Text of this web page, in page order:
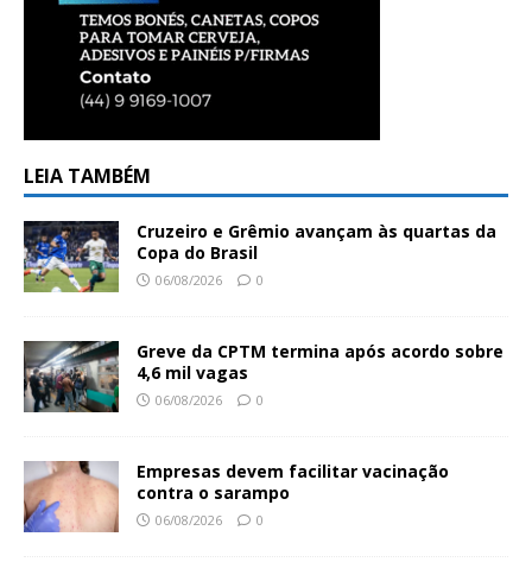
LEIA TAMBÉM
Cruzeiro e Grêmio avançam às quartas da
Copa do Brasil
06/08/2026 0
Greve da CPTM termina após acordo sobre
4,6 mil vagas
06/08/2026 0
Empresas devem facilitar vacinação
contra o sarampo
06/08/2026 0